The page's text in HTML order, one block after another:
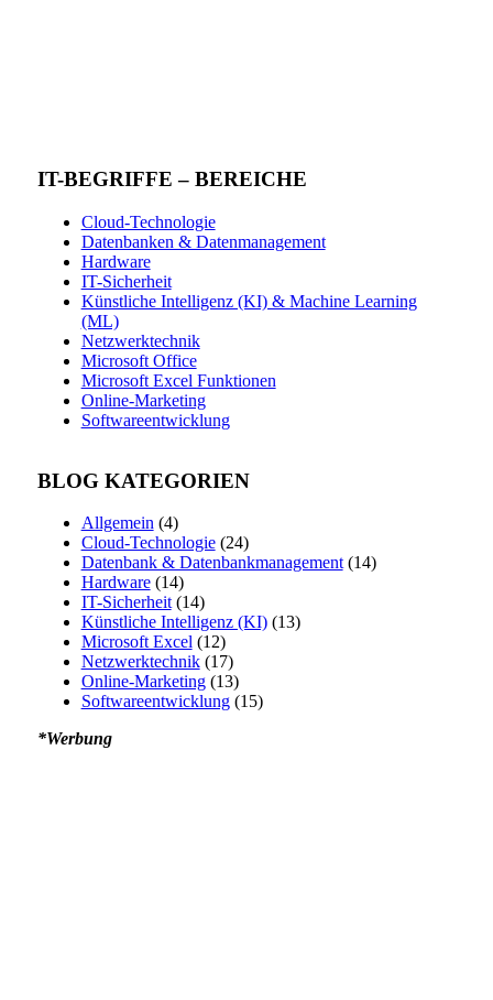
IT-BEGRIFFE – BEREICHE
Cloud-Technologie
Datenbanken & Datenmanagement
Hardware
IT-Sicherheit
Künstliche Intelligenz (KI) & Machine Learning
(ML)
Netzwerktechnik
Microsoft Office
Microsoft Excel Funktionen
Online-Marketing
Softwareentwicklung
BLOG KATEGORIEN
Allgemein(4)
Cloud-Technologie(24)
Datenbank & Datenbankmanagement(14)
Hardware(14)
IT-Sicherheit(14)
Künstliche Intelligenz (KI)(13)
Microsoft Excel(12)
Netzwerktechnik(17)
Online-Marketing(13)
Softwareentwicklung(15)
*Werbung